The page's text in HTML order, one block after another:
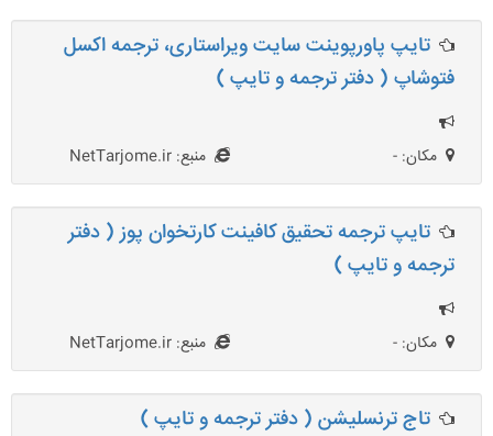
تایپ پاورپوینت سایت ویراستاری، ترجمه اکسل
فتوشاپ ( دفتر ترجمه و تایپ )
مکان: - منبع: NetTarjome.ir
تایپ ترجمه تحقیق کافینت کارتخوان پوز ( دفتر
ترجمه و تایپ )
مکان: - منبع: NetTarjome.ir
تاج ترنسلیشن ( دفتر ترجمه و تایپ )